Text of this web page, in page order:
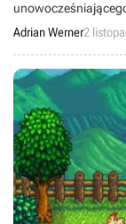
Adrian Werner2